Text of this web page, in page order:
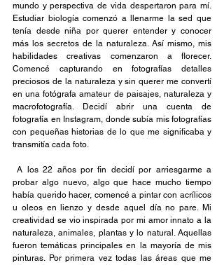
mundo y perspectiva de vida despertaron para mí.
Estudiar biología comenzó a llenarme la sed que
tenía desde niña por querer entender y conocer
más los secretos de la naturaleza. Así mismo, mis
habilidades creativas comenzaron a florecer.
Comencé capturando en fotografías detalles
preciosos de la naturaleza y sin querer me convertí
en una fotógrafa amateur de paisajes, naturaleza y
macrofotografía. Decidí abrir una cuenta de
fotografía en Instagram, donde subía mis fotografías
con pequeñas historias de lo que me significaba y
transmitía cada foto.
A los 22 años por fin decidí por arriesgarme a
probar algo nuevo, algo que hace mucho tiempo
había querido hacer, comencé a pintar con acrílicos
u oleos en lienzo y desde aquel día no pare. Mi
creatividad se vio inspirada por mi amor innato a la
naturaleza, animales, plantas y lo natural. Aquellas
fueron temáticas principales en la mayoría de mis
pinturas. Por primera vez todas las áreas que me